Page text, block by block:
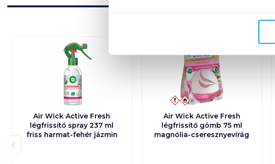
Air Wick Active Fresh
légfrissítő spray 237 ml
friss harmat-fehér jázmin
Air Wick Active Fresh
légfrissítő gömb 75 ml
magnólia-cseresznyevirág